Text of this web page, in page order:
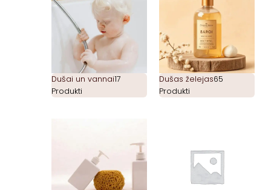
Dušai un vannai17
Produkti
Dušas želejas65
Produkti